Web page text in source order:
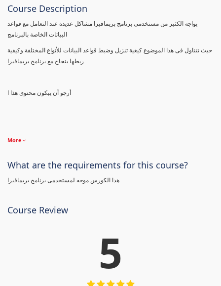
Course Description
يواجه الكثير من مستخدمى برنامج بريمافيرا مشاكل عديدة عند التعامل مع قواعد
البياتات الخاصة بالبرنامج
حيث نتناول فى هذا الموضوع كيغية تنزيل وضبط قواعد البيانات للأنواع المختلفة وكيفية
ربطها بنجاح مع برنامج بريمافيرا
أرجو أن يبكون محتوى هذا ا
More
What are the requirements for this course?
هذا الكورس موجه لمستخدمى برنامج بريمافيرا
Course Review
5